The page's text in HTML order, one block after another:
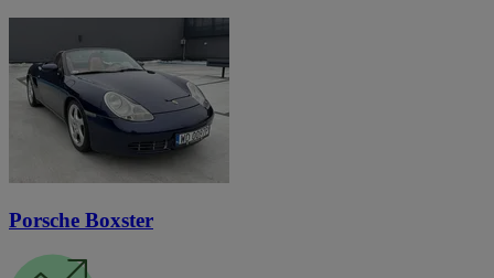
Porsche Boxster